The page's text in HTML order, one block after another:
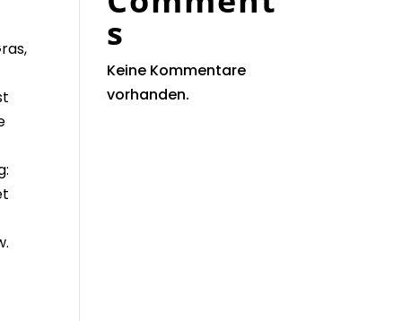
s
Keine Kommentare
vorhanden.